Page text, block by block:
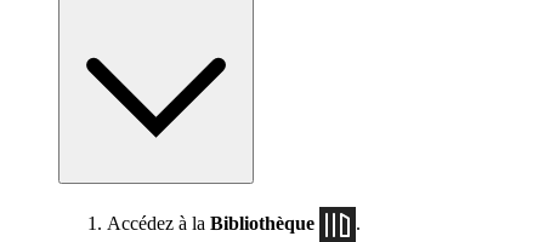
Accédez à la Bibliothèque
.